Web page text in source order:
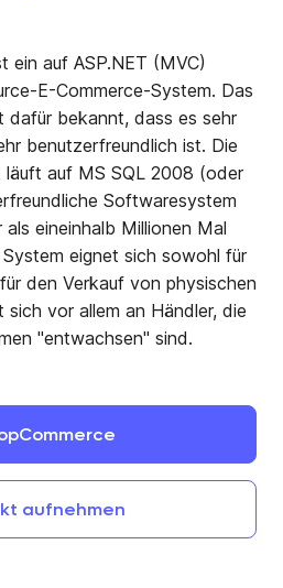
ein auf ASP.NET (MVC)
E-Commerce-System. Das
dafür bekannt, dass es sehr
benutzerfreundlich ist. Die
auf MS SQL 2008 (oder
Softwaresystem
eineinhalb Millionen Mal
eignet sich sowohl für
den Verkauf von physischen
vor allem an Händler, die
"entwachsen" sind.
aufnehmen